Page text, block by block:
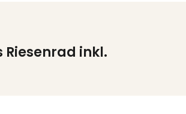
inkl.